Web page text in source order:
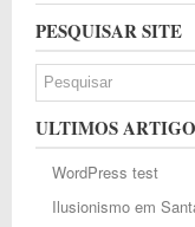
PESQUISAR SITE
ULTIMOS
WordPress test
Ilusionismo em